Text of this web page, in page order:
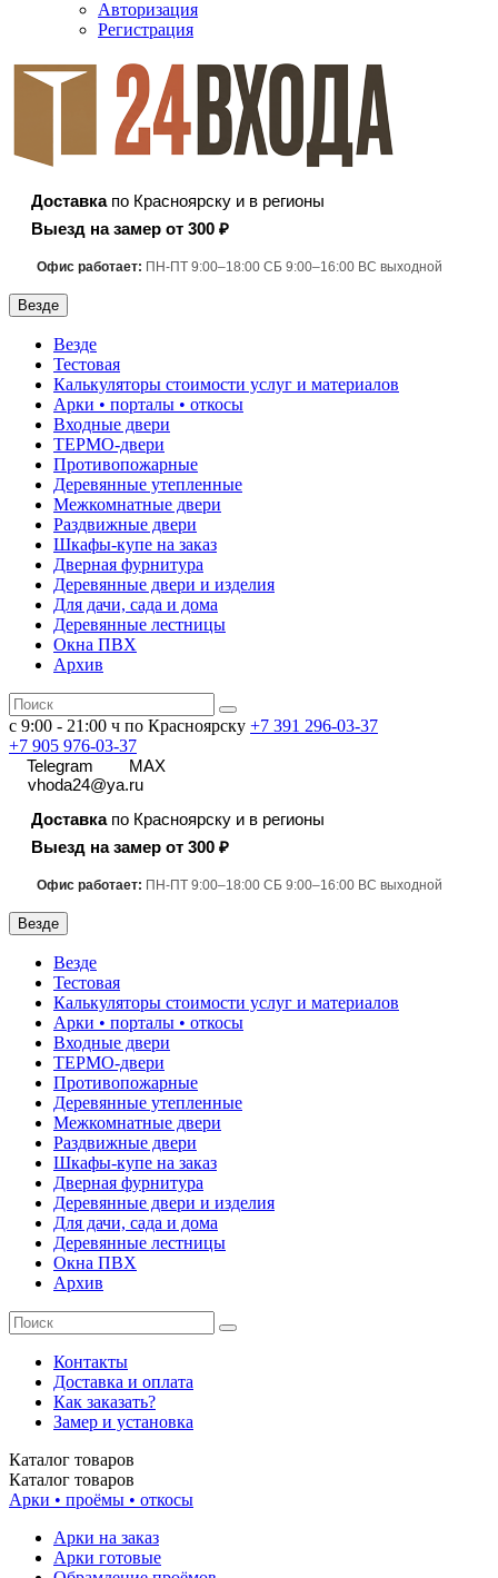
Авторизация
Регистрация
Доставкапо Красноярску и в регионы
Выезд на замер от 300 ₽
Офис работает: ПН-ПТ 9:00–18:00 СБ 9:00–16:00 ВС выходной
Везде
Везде
Тестовая
Калькуляторы стоимости услуг и материалов
Арки • порталы • откосы
Входные двери
ТЕРМО-двери
Противопожарные
Деревянные утепленные
Межкомнатные двери
Раздвижные двери
Шкафы-купе на заказ
Дверная фурнитура
Деревянные двери и изделия
Для дачи, сада и дома
Деревянные лестницы
Окна ПВХ
Архив
с 9:00 - 21:00 ч по Красноярску +7 391 296-03-37
+7 905 976-03-37
Telegram
MAX
vhoda24@ya.ru
Доставкапо Красноярску и в регионы
Выезд на замер от 300 ₽
Офис работает: ПН-ПТ 9:00–18:00 СБ 9:00–16:00 ВС выходной
Везде
Везде
Тестовая
Калькуляторы стоимости услуг и материалов
Арки • порталы • откосы
Входные двери
ТЕРМО-двери
Противопожарные
Деревянные утепленные
Межкомнатные двери
Раздвижные двери
Шкафы-купе на заказ
Дверная фурнитура
Деревянные двери и изделия
Для дачи, сада и дома
Деревянные лестницы
Окна ПВХ
Архив
Контакты
Доставка и оплата
Как заказать?
Замер и установка
Каталог товаров
Каталог товаров
Арки • проёмы • откосы
Арки на заказ
Арки готовые